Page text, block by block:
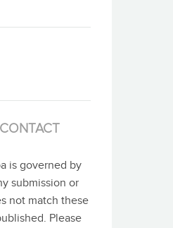
is governed by
submission or
not match these
Please